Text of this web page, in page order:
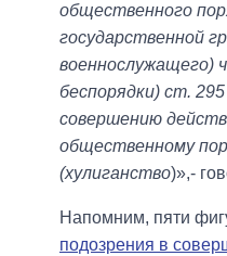
общественного
государственной
военнослужащего)
беспорядки) ст.
совершению
общественному
(хулиганство)»,-
Напомним, пяти
подозрения в